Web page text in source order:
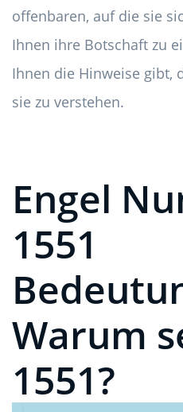
offenbaren, auf die sie
Ihnen ihre Botschaft zu
Ihnen die Hinweise gibt,
sie zu verstehen.
Engel
1551
Warum
1551?